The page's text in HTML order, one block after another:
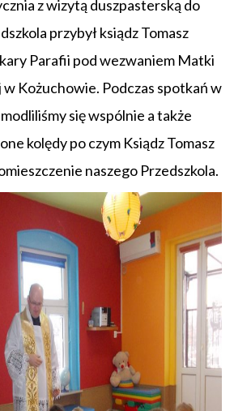
z wizytą duszpasterską do
przybył ksiądz Tomasz
Parafii pod wezwaniem Matki
Kożuchowie. Podczas spotkań w
się wspólnie a także
kolędy po czym Ksiądz Tomasz
naszego Przedszkola.